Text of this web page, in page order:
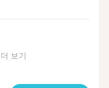
더 보기